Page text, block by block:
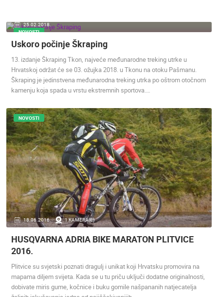
25.02.2018.
NOVOSTI
Uskoro počinje Škraping
13. izdanje Škraping Tkon, najveće međunarodne treking utrke u
Hrvatskoj održat će se 03. ožujka 2018. u Tkonu na otoku Pašmanu.
Škraping je jedinstvena međunarodna treking utrka po oštrom otočnom
kamenju koja spada u vrstu ekstremnih sportova.…
18.06.2016. 1 KAMERA(E)
NOVOSTI
HUSQVARNA ADRIA BIKE MARATON PLITVICE
2016.
Plitvice su svjetski poznati dragulj i unikat koji Hrvatsku promovira na
mapama diljem svijeta. Kada se u tu priču uključi dodatne originalnosti,
dobivate miris gume, kočnice i buku gomile našpananih natjecatelja